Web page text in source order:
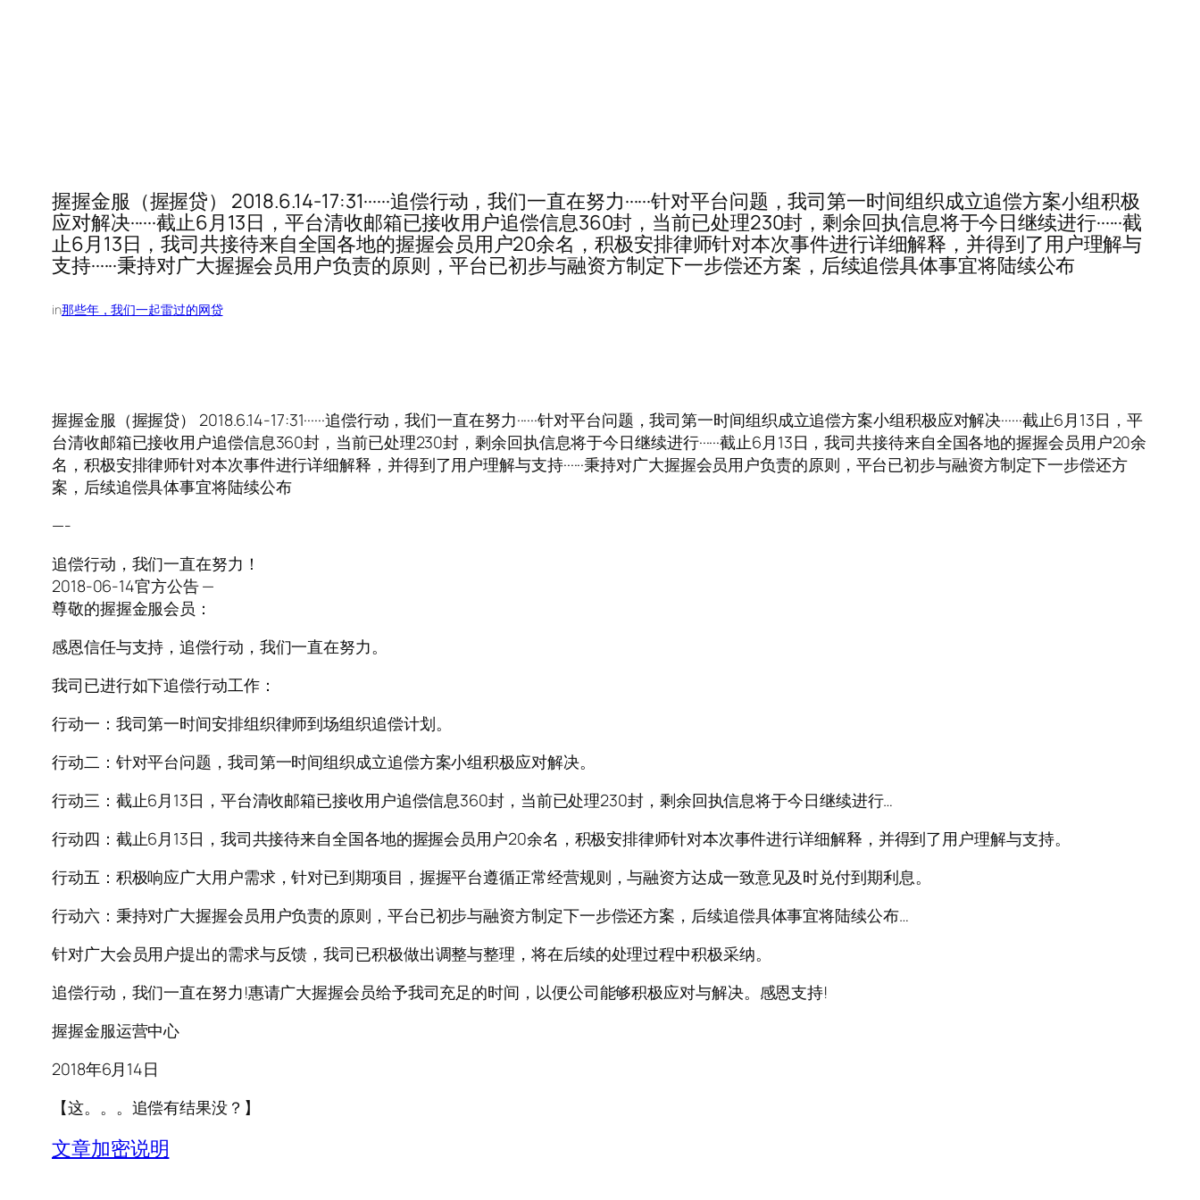
握握金服（握握贷） 2018.6.14-17:31······追偿行动，我们一直在努力······针对平台问题，我司第一时间组织成立追偿方案小组积极
应对解决······截止6月13日，平台清收邮箱已接收用户追偿信息360封，当前已处理230封，剩余回执信息将于今日继续进行······截
止6月13日，我司共接待来自全国各地的握握会员用户20余名，积极安排律师针对本次事件进行详细解释，并得到了用户理解与
支持······秉持对广大握握会员用户负责的原则，平台已初步与融资方制定下一步偿还方案，后续追偿具体事宜将陆续公布
in那些年，我们一起雷过的网贷
握握金服（握握贷） 2018.6.14-17:31······追偿行动，我们一直在努力······针对平台问题，我司第一时间组织成立追偿方案小组积极应对解决······截止6月13日，平
台清收邮箱已接收用户追偿信息360封，当前已处理230封，剩余回执信息将于今日继续进行······截止6月13日，我司共接待来自全国各地的握握会员用户20余
名，积极安排律师针对本次事件进行详细解释，并得到了用户理解与支持······秉持对广大握握会员用户负责的原则，平台已初步与融资方制定下一步偿还方
案，后续追偿具体事宜将陆续公布
—-
追偿行动，我们一直在努力！
2018-06-14官方公告 —
尊敬的握握金服会员：
感恩信任与支持，追偿行动，我们一直在努力。
我司已进行如下追偿行动工作：
行动一：我司第一时间安排组织律师到场组织追偿计划。
行动二：针对平台问题，我司第一时间组织成立追偿方案小组积极应对解决。
行动三：截止6月13日，平台清收邮箱已接收用户追偿信息360封，当前已处理230封，剩余回执信息将于今日继续进行…
行动四：截止6月13日，我司共接待来自全国各地的握握会员用户20余名，积极安排律师针对本次事件进行详细解释，并得到了用户理解与支持。
行动五：积极响应广大用户需求，针对已到期项目，握握平台遵循正常经营规则，与融资方达成一致意见及时兑付到期利息。
行动六：秉持对广大握握会员用户负责的原则，平台已初步与融资方制定下一步偿还方案，后续追偿具体事宜将陆续公布…
针对广大会员用户提出的需求与反馈，我司已积极做出调整与整理，将在后续的处理过程中积极采纳。
追偿行动，我们一直在努力!惠请广大握握会员给予我司充足的时间，以便公司能够积极应对与解决。感恩支持!
握握金服运营中心
2018年6月14日
【这。。。追偿有结果没？】
文章加密说明